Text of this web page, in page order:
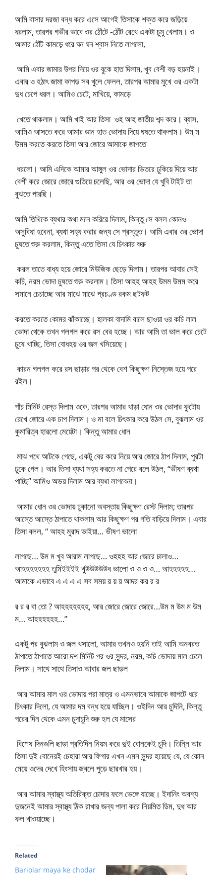
আমি বাসার দরজা বন্ধ করে এসে আগেই তিসাকে শক্ত করে জড়িয়ে
ধরলাম, তারপর গভীর ভাবে ওর ঠোঁটে -ঠোঁট রেখে একটা চুমু খেলাম। ও
আমার ঠোঁট কামড়ে ধরে ঘন ঘন শ্বাস নিতে লাগলো,
আমি এবার জামার উপর দিয়ে ওর বুকে হাত দিলাম, খুব বেশী বড় হয়নাই।
এবার ও হঠাৎ জামা কাপড় সব খুলে ফেলল, তারপর আমার মুখে ওর একটা
দুধ চেপে ধরল। আমিও চেটে, মাখিয়ে, কামড়ে
খেতে থাকলাম। আমি খাই আর তিসা ওহ আহ জাতীয় শব্দ করে। ব্যাস,
আমিও আসতে করে আমার ডান হাত ভোদায় দিয়ে ঘষতে থাকলাম। উম্ ম
উমম করতে করতে তিসা আর জোরে আমাকে জাপতে
ধরলো। আমি এদিকে আমার আঙ্গুল ওর ভোদার ভিতরে ঢুকিয়ে দিয়ে আর
বেশী করে জোরে জোরে গুতিয়ে চলেছি, আর ওর ভোদা যে খুবি টাইট তা
বুঝতে পারছি।
আমি তিথিকে ব্যথার কথা মনে করিয়ে দিলাম, কিন্তু সে বলল কোনও
অসুবিধা হবেনা, ব্যথা সহ্য করার জন্য সে প্রস্তুত। আমি এবার ওর ভোদা
চুষতে শুরু করলাম, কিন্তু এতে তিসা যে চিৎকার শুরু
করল তাতে বাধ্য হয়ে জোরে মিউজিক ছেড়ে দিলাম। তারপর আবার সেই
কচি, নরম ভোদা চুষতে শুরু করলাম। তিসা আহহ আহহ উমম উমম করে
সমানে চেচাচ্ছে আর মাঝে মাঝে প্রচণ্ড রকম ছটফট
করতে করতে কোমর ঝাঁকাচ্ছে। হালকা বাদামি বালে ছাওয়া ওর কচি লাল
ভোদা থেকে তখন গলগল করে রস বের হচ্ছে। আর আমি তা ভাল করে চেটে
চুষে খাচ্ছি, তিসা বোধহয় ওর জল খসিয়েছে।
কারন গলগল করে রস ছাড়ার পর থেকে বেশ কিছুক্ষণ নিস্তেজ হয়ে পরে
রইল।
পাঁচ মিনিট রেস্ত দিলাম ওকে, তারপর আমার খাড়া ধোন ওর ভোদার ফুটোয়
রেখে জোরে এক চাপ দিলাম। ও মা বলে চিৎকার করে উঠল সে, বুঝলাম ওর
কুমারিত্ব হারলো মেয়েটা। কিন্তু আমার ধোন
মাঝ পথে আটকে গেছে, একটু বের করে নিয়ে আর জোরে ঠাপ দিলাম, পুরটা
ঢুকে গেল। আর তিসা ব্যথা সহ্য করতে না পেরে বলে উঠল, “ভীষণ ব্যথা
পাচ্ছি” আমিও অভয় দিলাম আর ব্যথা লাগবেনা।
আমার ধোন ওর ভোদায় ঢুকানো অবস্তায় কিছুক্ষণ রেস্ট দিলাম; তারপর
আস্তে আস্তে ঠাপাতে থাকলাম আর কিছুক্ষণ পর গতি বাড়িয়ে দিলাম। এবার
তিসা বলল, “ আহহ মুরাদ ভাইয়া… ভীষণ ভালো
লাগছে… উম ম খুব আরাম লাগছে… ওহহহ আর জোরে চালাও…
আহহহহহহহ তুমিইইইই খুউউউউউব ভালো ও ও ও ও… আহহহহহ…
আমাকে এভাবে এ এ এ এ সব সময় য় য় য় আদর কর র র
র র র বা তো ? আহহহহহহহ, আর জোরে জোরে জোরে…উম ম উম ম উম
ম… আহহহহহহ…”
একটু পর বুঝলাম ও জল খসালো, আমার তখনও হয়নি তাই আমি অনবরত
ঠাপাতে ঠাপাতে আরো দশ মিনিট পর ওর সুন্দর, নরম, কচি ভোদায় মাল ঢেলে
দিলাম। সাথে সাথে তিসাও আবার জল ছাড়ল
আর আমার মাল ওর ভোদায় পরা মাত্র ও এমনভাবে আমাকে জাপটে ধরে
চিৎকার দিলো, যে আমার দম বন্ধ হয়ে যাচ্ছিল। ওইদিন আর চুদিনি, কিন্তু
পরের দিন থেকে এমন চুদাচুদি শুরু হল যে মাসের
বিশেষ দিনগুলি ছাড়া প্রতিদিন নিয়ম করে দুই বোনকেই চুদি। তিন্নি আর
তিসা দুই বোনেরই চেহারা আর ফিগার এখন এমন সুন্দর হয়েছে যে, যে কোন
মেয়ে ওদের দেখে হিংসায় জ্বলে পুড়ে ছারখার হয়।
আর আমার স্বাস্থ্য অতিরিক্ত চোদার ফলে ভেঙ্গে যাচ্ছে। ইদানিং অবশ্য
দুজনেই আমার স্বাস্থ্য ঠিক রাখার জন্য পালা করে নিয়মিত ডিম, দুধ আর
ফল খাওয়াচ্ছে।
Related
Bariolar maya ke chodar